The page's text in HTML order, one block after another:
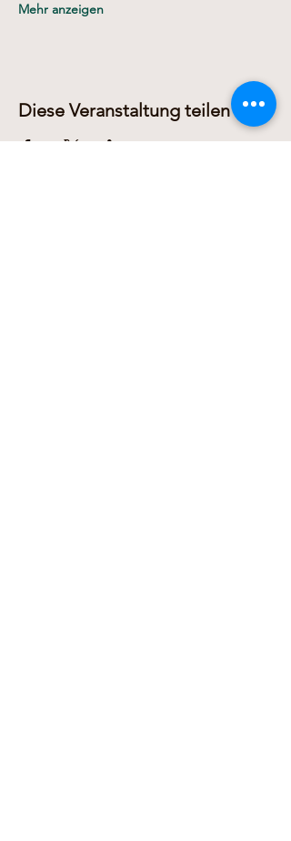
Mehr anzeigen
Diese Veranstaltung teilen